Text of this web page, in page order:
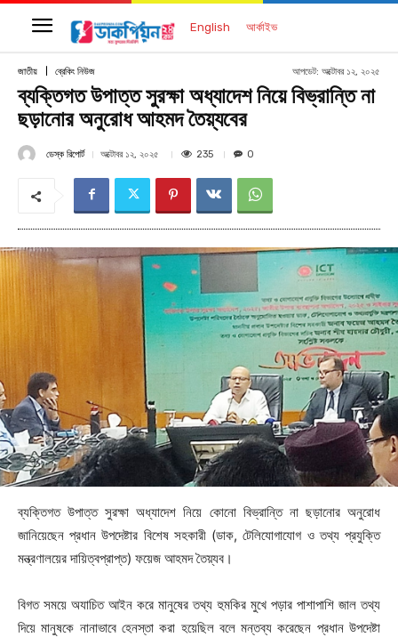
English আর্কাইভ
জাতীয় ব্রেকিং নিউজ আপডেট: অক্টোবর ১২, ২০২৫
ব্যক্তিগত উপাত্ত সুরক্ষা অধ্যাদেশ নিয়ে বিভ্রান্তি না
ছড়ানোর অনুরোধ আহমদ তৈয়্যবের
ডেস্ক রিপোর্ট অক্টোবর ১২, ২০২৫ 235 0
ব্যক্তিগত উপাত্ত সুরক্ষা অধ্যাদেশ নিয়ে কোনো বিভ্রান্তি না ছড়ানোর অনুরোধ
জানিয়েছেন প্রধান উপদেষ্টার বিশেষ সহকারী (ডাক, টেলিযোগাযোগ ও তথ্য প্রযুক্তি
মন্ত্রণালয়ের দায়িত্বপ্রাপ্ত) ফয়েজ আহমদ তৈয়্যব।
বিগত সময়ে অযাচিত আইন করে মানুষের তথ্য হুমকির মুখে পড়ার পাশাপাশি জাল তথ্য
দিয়ে মানুষকে নানাভাবে হেনস্তা করা হয়েছিল বলে মন্তব্য করেছেন প্রধান উপদেষ্টা